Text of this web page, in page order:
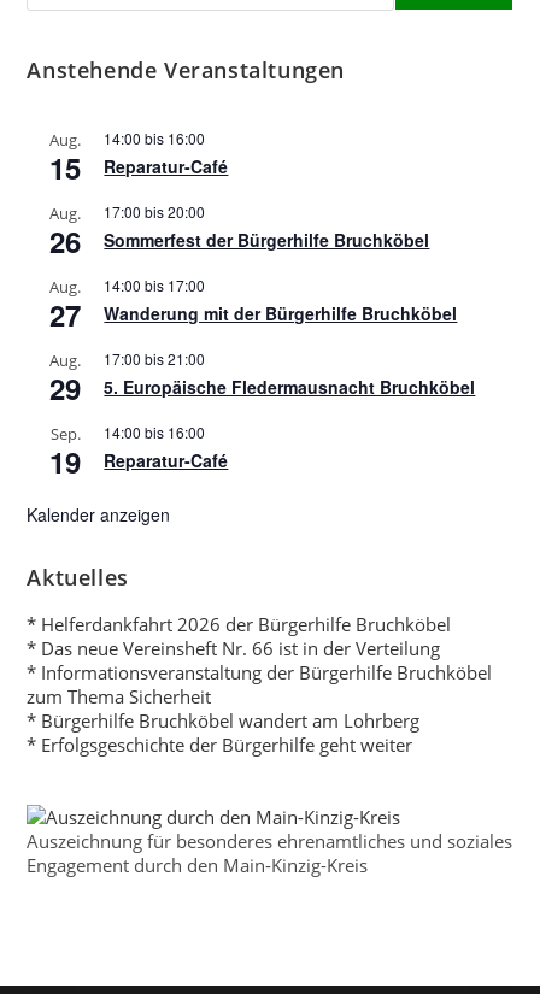
Anstehende Veranstaltungen
Aug.
15
14:00 bis 16:00
Reparatur-Café
Aug.
26
17:00 bis20:00
Sommerfest der Bürgerhilfe Bruchköbel
Aug.
27
14:00 bis 17:00
Wanderung mit der Bürgerhilfe Bruchköbel
Aug.
29
17:00 bis21:00
5. Europäische Fledermausnacht Bruchköbel
Sep.
19
14:00 bis 16:00
Reparatur-Café
Kalender anzeigen
Aktuelles
* Helferdankfahrt 2026 der Bürgerhilfe Bruchköbel
* Das neue Vereinsheft Nr. 66 ist in der Verteilung
* Informationsveranstaltung der Bürgerhilfe Bruchköbel
zum Thema Sicherheit
* Bürgerhilfe Bruchköbel wandert am Lohrberg
* Erfolgsgeschichte der Bürgerhilfe geht weiter
Auszeichnung für besonderes ehrenamtliches und soziales
Engagement durch den Main-Kinzig-Kreis